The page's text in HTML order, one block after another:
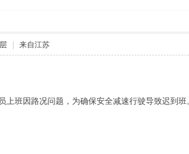
来自江苏
班因路况问题，为确保安全减速行驶导致迟到